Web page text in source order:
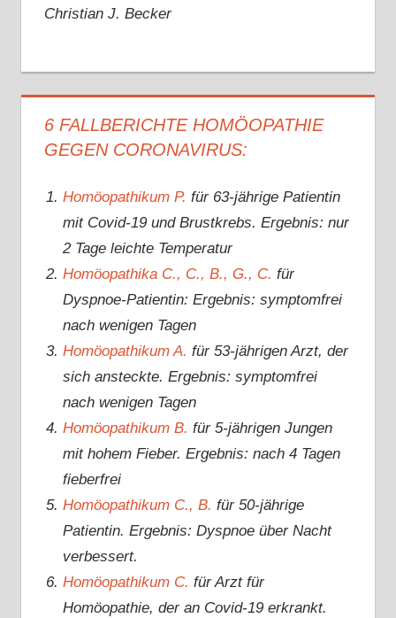
Christian J. Becker
6 FALLBERICHTE HOMÖOPATHIE
GEGEN CORONAVIRUS:
Homöopathikum P. für 63-jährige Patientin
mit Covid-19 und Brustkrebs. Ergebnis: nur
2 Tage leichte Temperatur
Homöopathika C., C., B., G., C. für
Dyspnoe-Patientin: Ergebnis: symptomfrei
nach wenigen Tagen
Homöopathikum A. für 53-jährigen Arzt, der
sich ansteckte. Ergebnis: symptomfrei
nach wenigen Tagen
Homöopathikum B. für 5-jährigen Jungen
mit hohem Fieber. Ergebnis: nach 4 Tagen
fieberfrei
Homöopathikum C., B. für 50-jährige
Patientin. Ergebnis: Dyspnoe über Nacht
verbessert.
Homöopathikum C. für Arzt für
Homöopathie, der an Covid-19 erkrankt.